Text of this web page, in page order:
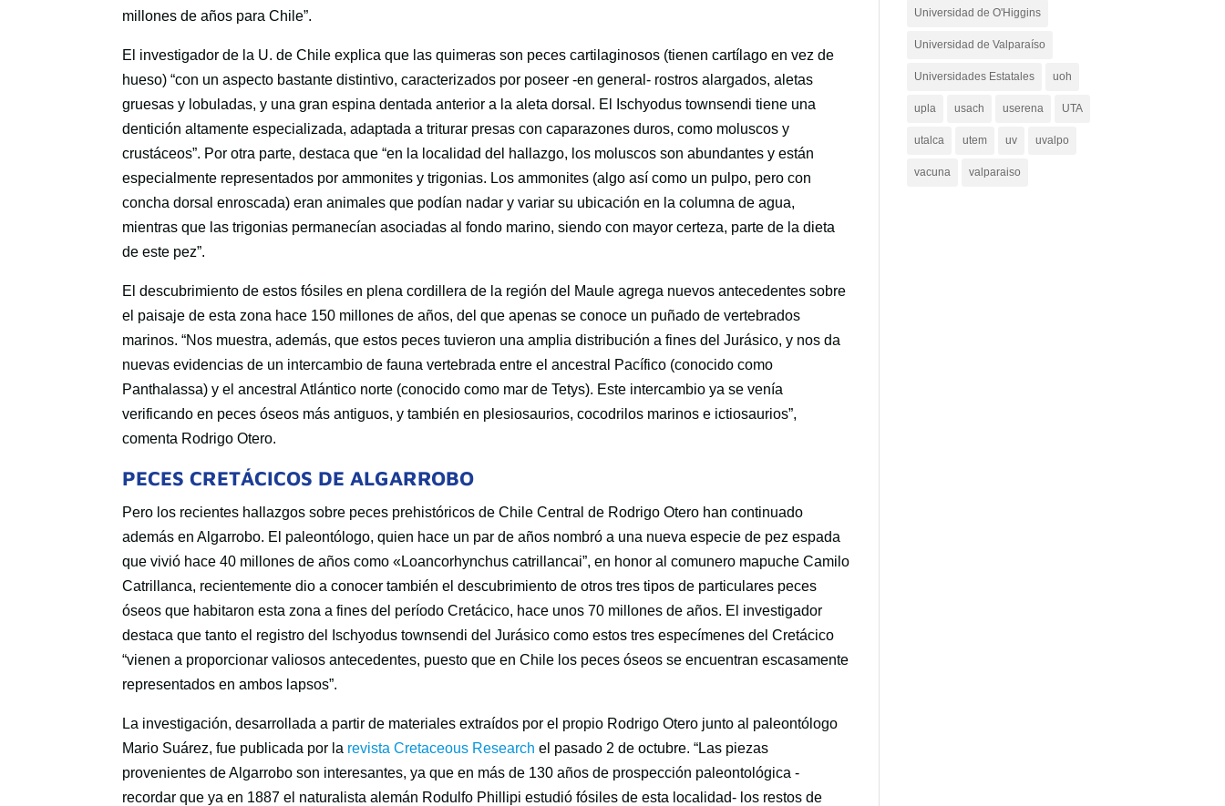
millones de años para Chile”.
El investigador de la U. de Chile explica que las quimeras son peces cartilaginosos (tienen cartílago en vez de
hueso) “con un aspecto bastante distintivo, caracterizados por poseer -en general- rostros alargados, aletas
gruesas y lobuladas, y una gran espina dentada anterior a la aleta dorsal. El Ischyodus townsendi tiene una
dentición altamente especializada, adaptada a triturar presas con caparazones duros, como moluscos y
crustáceos”. Por otra parte, destaca que “en la localidad del hallazgo, los moluscos son abundantes y están
especialmente representados por ammonites y trigonias. Los ammonites (algo así como un pulpo, pero con
concha dorsal enroscada) eran animales que podían nadar y variar su ubicación en la columna de agua,
mientras que las trigonias permanecían asociadas al fondo marino, siendo con mayor certeza, parte de la dieta
de este pez”.
El descubrimiento de estos fósiles en plena cordillera de la región del Maule agrega nuevos antecedentes sobre
el paisaje de esta zona hace 150 millones de años, del que apenas se conoce un puñado de vertebrados
marinos. “Nos muestra, además, que estos peces tuvieron una amplia distribución a fines del Jurásico, y nos da
nuevas evidencias de un intercambio de fauna vertebrada entre el ancestral Pacífico (conocido como
Panthalassa) y el ancestral Atlántico norte (conocido como mar de Tetys). Este intercambio ya se venía
verificando en peces óseos más antiguos, y también en plesiosaurios, cocodrilos marinos e ictiosaurios”,
comenta Rodrigo Otero.
PECES CRETÁCICOS DE ALGARROBO
Pero los recientes hallazgos sobre peces prehistóricos de Chile Central de Rodrigo Otero han continuado
además en Algarrobo. El paleontólogo, quien hace un par de años nombró a una nueva especie de pez espada
que vivió hace 40 millones de años como «Loancorhynchus catrillancai”, en honor al comunero mapuche Camilo
Catrillanca, recientemente dio a conocer también el descubrimiento de otros tres tipos de particulares peces
óseos que habitaron esta zona a fines del período Cretácico, hace unos 70 millones de años. El investigador
destaca que tanto el registro del Ischyodus townsendi del Jurásico como estos tres especímenes del Cretácico
“vienen a proporcionar valiosos antecedentes, puesto que en Chile los peces óseos se encuentran escasamente
representados en ambos lapsos”.
La investigación, desarrollada a partir de materiales extraídos por el propio Rodrigo Otero junto al paleontólogo
Mario Suárez, fue publicada por la revista Cretaceous Research el pasado 2 de octubre. “Las piezas
provenientes de Algarrobo son interesantes, ya que en más de 130 años de prospección paleontológica -
recordar que ya en 1887 el naturalista alemán Rodulfo Phillipi estudió fósiles de esta localidad- los restos de
Universidad de O'Higgins
Universidad de Valparaíso
Universidades Estatales uoh
upla usach userena UTA
utalca utem uv uvalpo
vacuna valparaiso